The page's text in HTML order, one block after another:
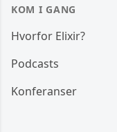
KOM I GANG
Hvorfor Elixir?
Podcasts
Konferanser